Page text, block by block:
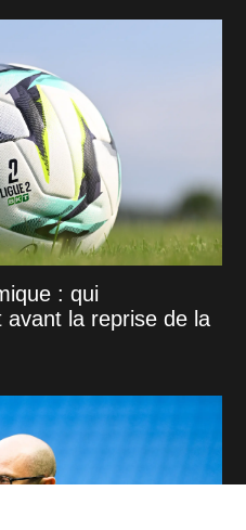
: qui
avant la reprise de la